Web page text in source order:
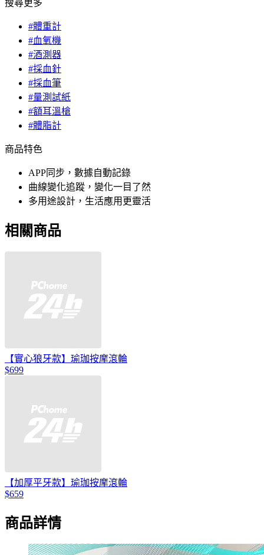
搜尋更多
#體重計
#血氧機
#酒測器
#採血針
#採血筆
#量測試紙
#額耳溫槍
#體脂計
商品特色
APP同步，數據自動記錄
曲線變化追蹤，變化一目了然
多用途設計，生活應用更靈活
相關商品
【實心狼牙款】瑜珈按摩滾輪
$699
【加厚平牙款】瑜珈按摩滾輪
$659
商品詳情